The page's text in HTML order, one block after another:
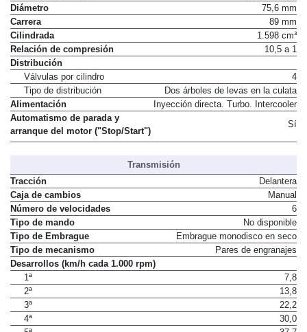
Diámetro
75,6 mm
Carrera
89 mm
Cilindrada
1.598 cm³
Relación de compresión
10,5 a 1
Distribución
Válvulas por cilindro
4
Tipo de distribución
Dos árboles de levas en la culata
Alimentación
Inyección directa. Turbo. Intercooler
Automatismo de parada y
arranque del motor ("Stop/Start")
Sí
Transmisión
Tracción
Delantera
Caja de cambios
Manual
Número de velocidades
6
Tipo de mando
No disponible
Tipo de Embrague
Embrague monodisco en seco
Tipo de mecanismo
Pares de engranajes
Desarrollos (km/h cada 1.000 rpm)
1ª
7,8
2ª
13,8
3ª
22,2
4ª
30,0